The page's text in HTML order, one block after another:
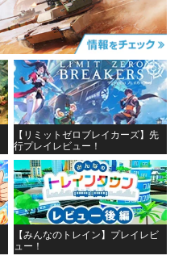
【リミットゼロブレイカーズ】先
行プレイレビュー！
【みんなのトレイン】プレイレビ
ュー！